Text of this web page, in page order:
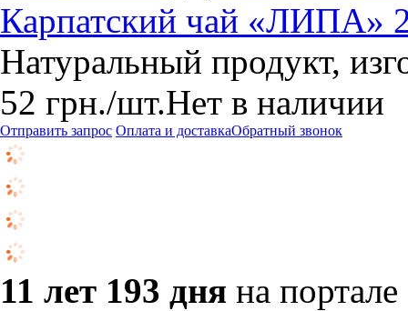
Карпатский чай «ЛИПА»
Натуральный продукт,
52 грн./шт.Нет в наличии
Отправить запрос Оплата и доставкаОбратный звонок
11 лет 193 дня на портале